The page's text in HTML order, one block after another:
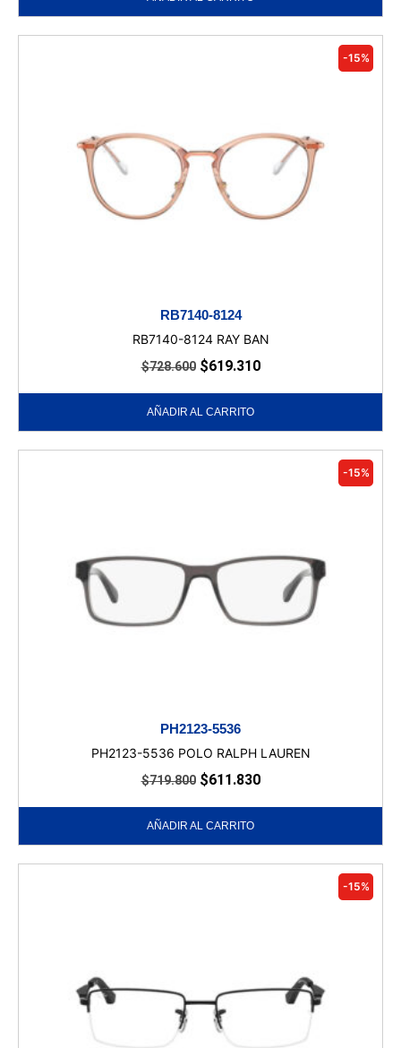
-15%
RB7140-8124
RB7140-8124 RAY BAN
$728.600 $619.310
AÑADIR AL CARRITO
-15%
PH2123-5536
PH2123-5536 POLO RALPH LAUREN
$719.800 $611.830
AÑADIR AL CARRITO
-15%